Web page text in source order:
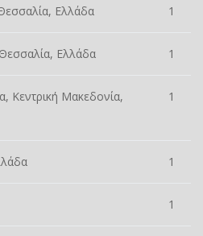
Ελλάδα 1
Ελλάδα 1
Κεντρική Μακεδονία,
1
1
1